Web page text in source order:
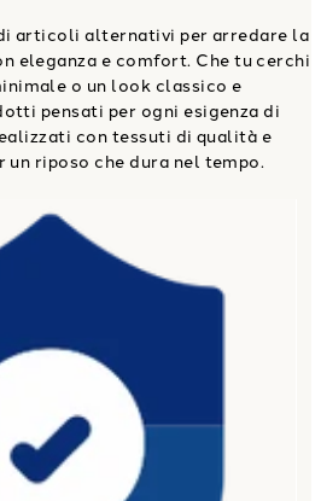
articoli alternativi per arredare la
eleganza e comfort. Che tu cerchi
o un look classico e
pensati per ogni esigenza di
con tessuti di qualità e
riposo che dura nel tempo.